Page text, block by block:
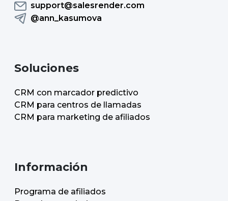
support@salesrender.com
@ann_kasumova
Soluciones
CRM con marcador predictivo
CRM para centros de llamadas
CRM para marketing de afiliados
Información
Programa de afiliados